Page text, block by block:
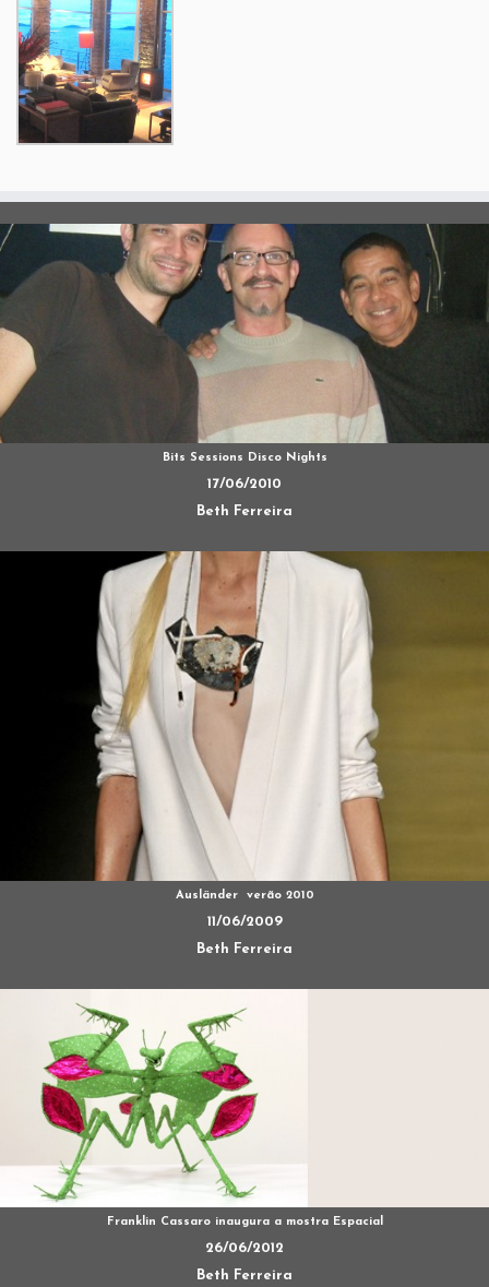
Bits Sessions Disco Nights
17/06/2010
Beth Ferreira
Ausländer  verão 2010
11/06/2009
Beth Ferreira
Franklin Cassaro inaugura a mostra Espacial
26/06/2012
Beth Ferreira